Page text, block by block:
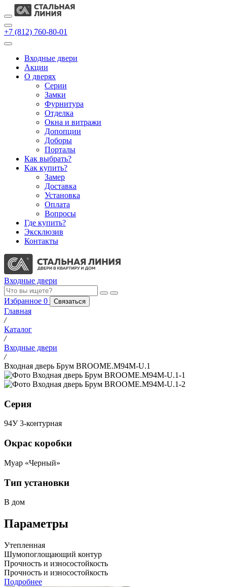
+7 (812) 760-80-01
Входные двери
Акции
О дверях
Cерии
Замки
Фурнитура
Отделка
Окна и витражи
Допопции
Доборы
Порталы
Как выбрать?
Как купить?
Замер
Доставка
Установка
Оплата
Вопросы
Где купить?
Эксклюзив
Контакты
Входные двери
Избранное 0 Связаться
Главная
/
Каталог
/
Входные двери
/
Входная дверь Брум BROOME.M94M-U.1
Серия
94У 3-контурная
Окрас коробки
Муар «Черный»
Тип установки
В дом
Параметры
Утепленная
Шумопоглощающий контур
Прочность и износостойкость
Прочность и износостойкость
Подробнее